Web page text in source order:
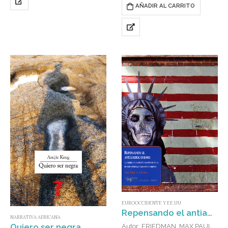
recrea las vidas de seis
AÑADIR AL CARRITO
NARRATIVA AFRICANA
EUROOCCIDENTE Y EE.UU
Repensando el antiamericanismo : La historia de un concepto excepcional en las relaciones internacionales estadounidenses
Autor: FRIEDMAN, MAX PAUL